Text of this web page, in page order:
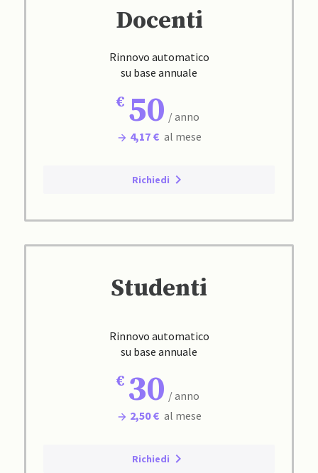
Docenti
Rinnovo automatico
su base annuale
50 / anno
4,17 € al mese
Richiedi
Studenti
Rinnovo automatico
su base annuale
30 / anno
2,50 € al mese
Richiedi